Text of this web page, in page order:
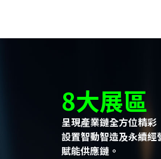
8大展區
呈現產業鏈全方位精彩
設置智動智造及永續
賦能供應鏈。